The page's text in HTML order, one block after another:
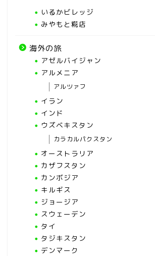
いるかビレッジ
みやもと糀店
海外の旅
アゼルバイジャン
アルメニア
アルツァフ
イラン
インド
ウズベキスタン
カラカルパクスタン
オーストラリア
カザフスタン
カンボジア
キルギス
ジョージア
スウェーデン
タイ
タジキスタン
デンマーク